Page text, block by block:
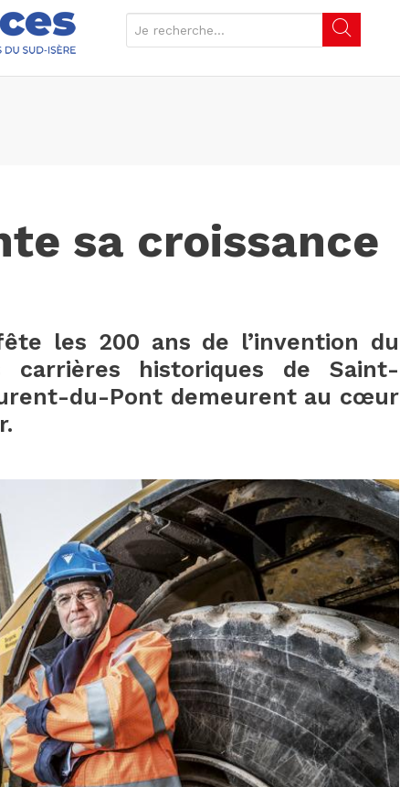
sa croissance
les 200 ans de l’invention du
historiques de Saint-
du-Pont demeurent au cœur